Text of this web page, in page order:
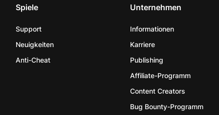
Spiele
Support
Neuigkeiten
Anti-Cheat
Unternehmen
Informationen
Karriere
Publishing
Affiliate-Programm
Content Creators
Bug Bounty-Programm